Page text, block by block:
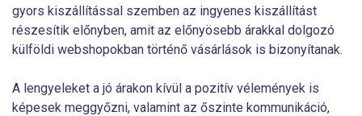
gyors kiszállítással szemben az ingyenes kiszállítást
részesítik előnyben, amit az előnyösebb árakkal dolgozó
külföldi webshopokban történő vásárlások is bizonyítanak.
A lengyeleket a jó árakon kívül a pozitív vélemények is
képesek meggyőzni, valamint az őszinte kommunikáció,